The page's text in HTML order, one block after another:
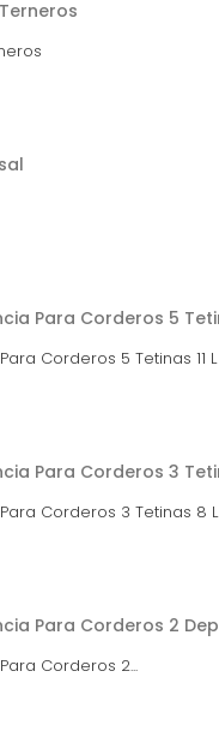
Corderos 5 Tetinas 11 L
Corderos 3 Tetinas 8 L
Corderos 2...